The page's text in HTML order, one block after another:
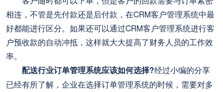
相连，不管是先付款还是后付款，在CRM客户管理系统中最
好都能进行区分。如果还可以通过CRM客户管理系统进行客
户预收款的自动冲抵，这样就大大提高了财务人员的工作效
率。
配送行业订单管理系统应该如何选择?经过小编的分享
已经有所了解，企业在选择订单管理系统的时候，需要对多